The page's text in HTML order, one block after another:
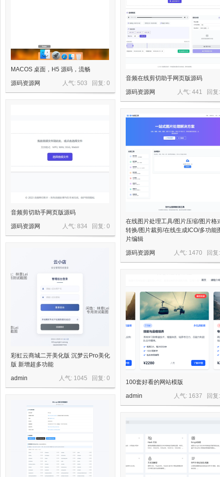
MACOS 桌面，H5 源码，流畅
人气: 503 回复: 0
源码资源网
音频在线剪切助手网页版源码
人气: 441 回
源码资源网
音频剪切助手网页版源码
人气: 834 回复: 0
源码资源网
在线图片处理工具/图片压缩/图片格
转换/图片裁剪/在线生成ICO/多功能
片编辑
人气: 1470 回
源码资源网
彩虹云商城二开美化版 沉梦云Pro美化
版 新增超多功能
人气: 1045 回复: 0
admin
100套好看的网站模版
人气: 1637 回
admin